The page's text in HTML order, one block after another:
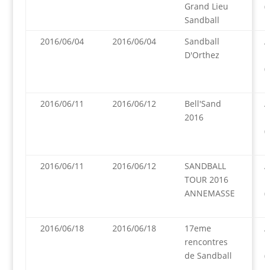
Grand Lieu
Sandball
2016/06/04
2016/06/04
Sandball
D'Orthez
2016/06/11
2016/06/12
Bell'Sand
2016
2016/06/11
2016/06/12
SANDBALL
TOUR 2016
ANNEMASSE
2016/06/18
2016/06/18
17eme
rencontres
de Sandball